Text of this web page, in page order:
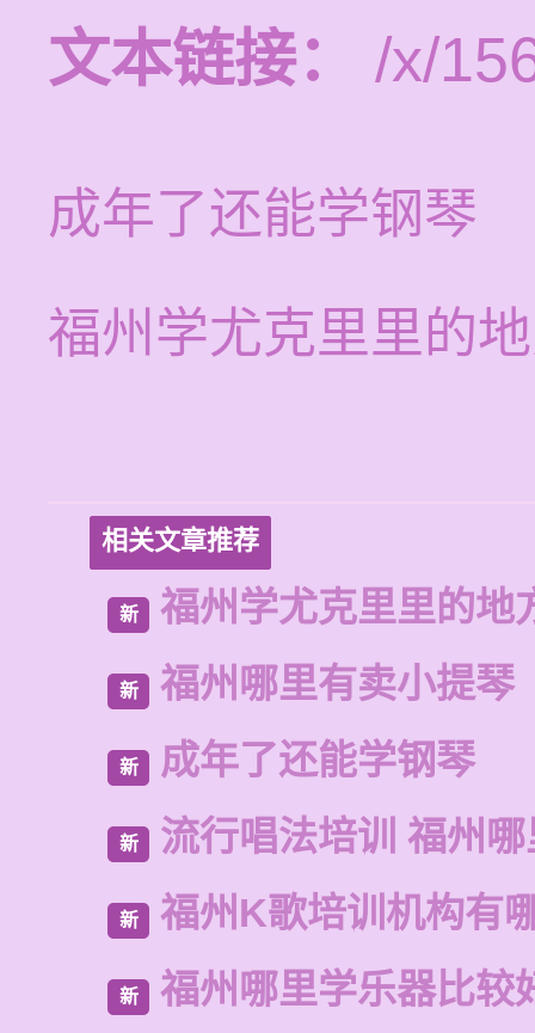
文本链接：
/x/
成年了还能学钢琴
福州学尤克里里的
相关文章推荐
新 福州学尤克里里的地
新 福州哪里有卖小提琴
新 成年了还能学钢琴
新 流行唱法培训 福州
新 福州K歌培训机构有
新 福州哪里学乐器比较